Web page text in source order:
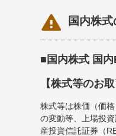
 国内株
■国内株式 国
【株式等のお
株式等は株価（価
の変動等、上場投
産投資信託証券（